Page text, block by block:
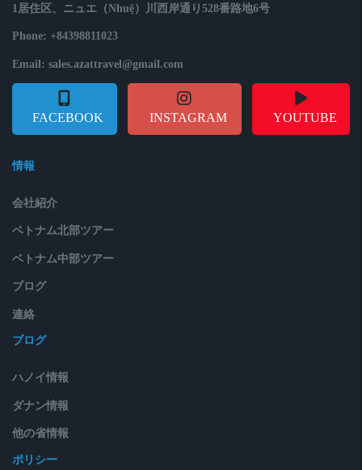
1居住区、ニュエ（Nhuệ）川西岸通り528番路地6号
Phone: +84398811023
Email: sales.azattravel@gmail.com
FACEBOOK INSTAGRAM YOUTUBE
情報
会社紹介
ベトナム北部ツアー
ベトナム中部ツアー
ブログ
連絡
ブログ
ハノイ情報
ダナン情報
他の省情報
ポリシー